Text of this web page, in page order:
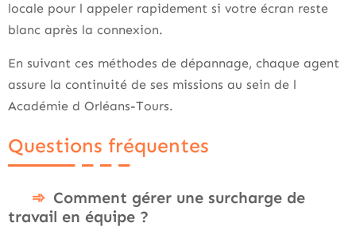
locale pour l appeler rapidement si votre écran reste
blanc après la connexion.
En suivant ces méthodes de dépannage, chaque agent
assure la continuité de ses missions au sein de l
Académie d Orléans-Tours.
Questions fréquentes
Comment gérer une surcharge de
travail en équipe ?